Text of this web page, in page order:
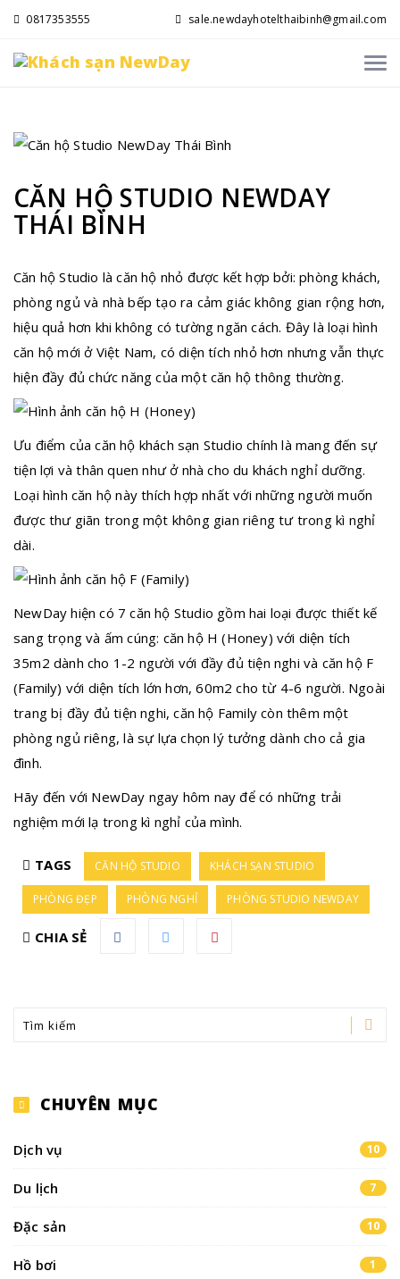
0817353555 sale.newdayhotelthaibinh@gmail.com
CĂN HỘ STUDIO NEWDAY
THÁI BÌNH
Căn hộ Studio là căn hộ nhỏ được kết hợp bởi: phòng khách,
phòng ngủ và nhà bếp tạo ra cảm giác không gian rộng hơn,
hiệu quả hơn khi không có tường ngăn cách. Đây là loại hình
căn hộ mới ở Việt Nam, có diện tích nhỏ hơn nhưng vẫn thực
hiện đầy đủ chức năng của một căn hộ thông thường.
Ưu điểm của căn hộ khách sạn Studio chính là mang đến sự
tiện lợi và thân quen như ở nhà cho du khách nghỉ dưỡng.
Loại hình căn hộ này thích hợp nhất với những người muốn
được thư giãn trong một không gian riêng tư trong kì nghỉ
dài.
NewDay hiện có 7 căn hộ Studio gồm hai loại được thiết kế
sang trọng và ấm cúng: căn hộ H (Honey) với diện tích
35m2 dành cho 1-2 người với đầy đủ tiện nghi và căn hộ F
(Family) với diện tích lớn hơn, 60m2 cho từ 4-6 người. Ngoài
trang bị đầy đủ tiện nghi, căn hộ Family còn thêm một
phòng ngủ riêng, là sự lựa chọn lý tưởng dành cho cả gia
đình.
Hãy đến với NewDay ngay hôm nay để có những trải
nghiệm mới lạ trong kì nghỉ của mình.
TAGS CĂN HỘ STUDIO KHÁCH SẠN STUDIO
PHÒNG ĐẸP PHÒNG NGHỈ PHÒNG STUDIO NEWDAY
CHIA SẺ
CHUYÊN MỤC
Dịch vụ 10
Du lịch 7
Đặc sản 10
Hồ bơi 1